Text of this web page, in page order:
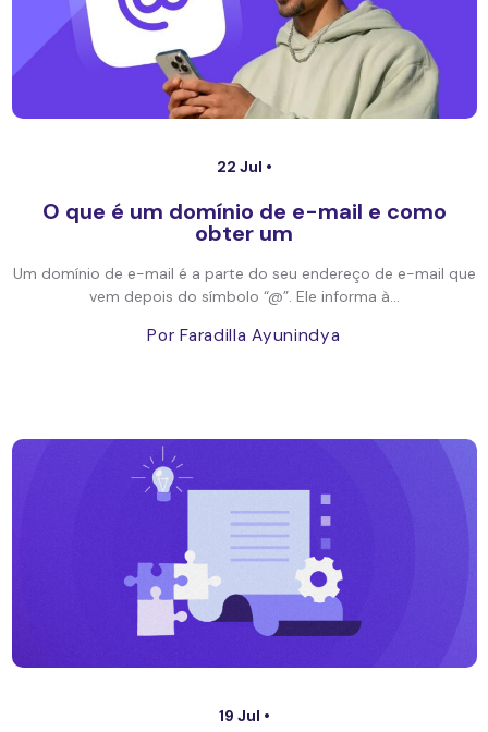
22 Jul •
O que é um domínio de e-mail e como
obter um
Um domínio de e-mail é a parte do seu endereço de e-mail que
vem depois do símbolo “@”. Ele informa à...
Por Faradilla Ayunindya
19 Jul •